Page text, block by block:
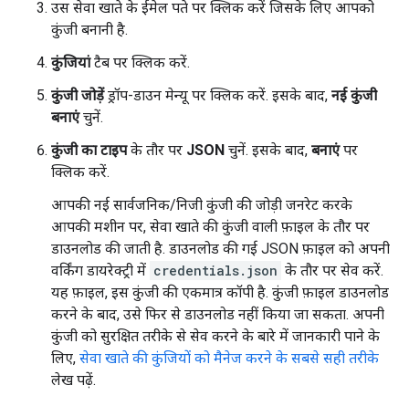
उस सेवा खाते के ईमेल पते पर क्लिक करें जिसके लिए आपको
कुंजी बनानी है.
कुंजियांटैब पर क्लिक करें.
कुंजी जोड़ेंड्रॉप-डाउन मेन्यू पर क्लिक करें. इसके बाद, नई कुंजी
बनाएंचुनें.
कुंजी का टाइपके तौर पर JSON चुनें. इसके बाद, बनाएंपर
क्लिक करें.
आपकी नई सार्वजनिक/निजी कुंजी की जोड़ी जनरेट करके
आपकी मशीन पर, सेवा खाते की कुंजी वाली फ़ाइल के तौर पर
डाउनलोड की जाती है. डाउनलोड की गई JSON फ़ाइल को अपनी
वर्किंग डायरेक्ट्री में credentials.json के तौर पर सेव करें.
यह फ़ाइल, इस कुंजी की एकमात्र कॉपी है. कुंजी फ़ाइल डाउनलोड
करने के बाद, उसे फिर से डाउनलोड नहीं किया जा सकता. अपनी
कुंजी को सुरक्षित तरीके से सेव करने के बारे में जानकारी पाने के
लिए, सेवा खाते की कुंजियों को मैनेज करने के सबसे सही तरीके
लेख पढ़ें.